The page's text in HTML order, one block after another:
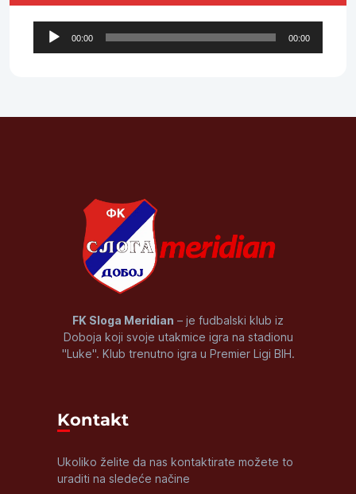
Audio
Player
00:00 00:00
FK Sloga Meridian – je fudbalski klub iz
Doboja koji svoje utakmice igra na stadionu
"Luke". Klub trenutno igra u Premier Ligi BIH.
Kontakt
Ukoliko želite da nas kontaktirate možete to
uraditi na sledeće načine